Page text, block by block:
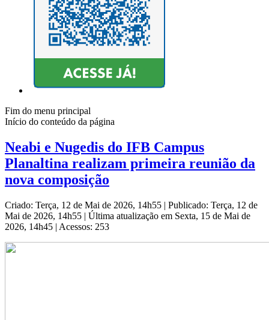
Fim do menu principal
Início do conteúdo da página
Neabi e Nugedis do IFB Campus
Planaltina realizam primeira reunião da
nova composição
Criado: Terça, 12 de Mai de 2026, 14h55 | Publicado: Terça, 12 de
Mai de 2026, 14h55 | Última atualização em Sexta, 15 de Mai de
2026, 14h45 | Acessos: 253